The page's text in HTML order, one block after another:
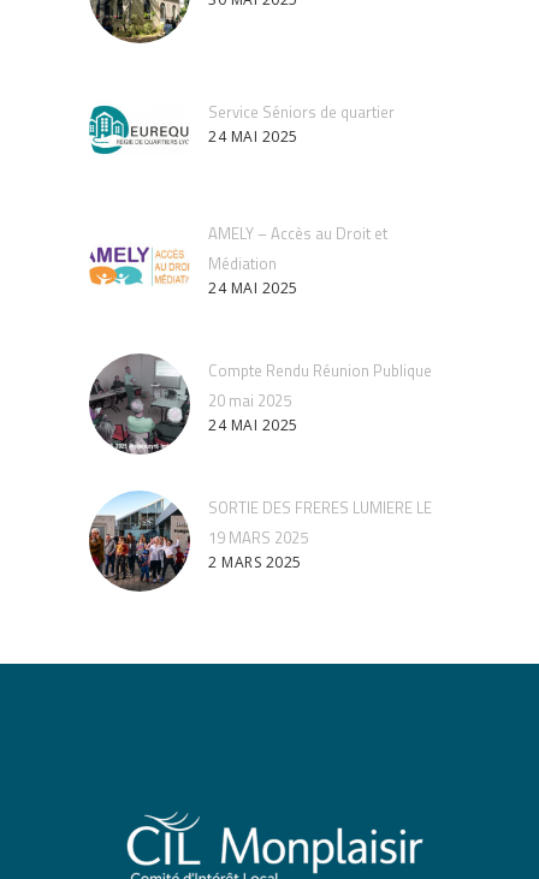
Service Séniors de quartier
24 MAI 2025
AMELY – Accès au Droit et
Médiation
24 MAI 2025
Compte Rendu Réunion Publique
20 mai 2025
24 MAI 2025
SORTIE DES FRERES LUMIERE LE
19 MARS 2025
2 MARS 2025